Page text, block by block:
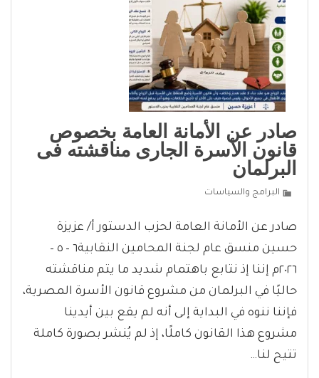
صادر عن الأمانة العامة بخصوص
قانون الأسرة الجارى مناقشته فى
البرلمان
البرامج والسياسات
صادر عن الأمانة العامة لحزب الدستور أ/ عزيزة
حسين منسق عام لجنة المحامين النقابية٦ – ٥ –
٢٠٢٦م إننا إذ نتابع باهتمام شديد ما يتم مناقشته
حاليًا في البرلمان من مشروع قانون الأسرة المصرية،
فإننا ننوه في البداية إلى أنه لم يقع بين أيدينا
مشروع هذا القانون كاملًا، إذ لم يُنشر بصورة كاملة
تتيح لنا…